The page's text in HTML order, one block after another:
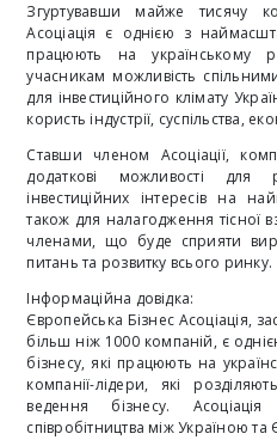
Згуртувавши майже тисячу
Асоціація є однією з
працюють на українському
учасникам можливість
для інвестиційного клімату
користь індустрії, суспільства,
Ставши членом Асоціації,
додаткові можливості для
інвестиційних інтересів на
також для налагодження тісної
членами, що буде сприяти
питань та розвитку всього ринку.
Інформаційна довідка:
Європейська Бізнес Асоціація,
більш ніж 1000 компаній, є
бізнесу, які працюють на
компанії-лідери, які
ведення бізнесу.
співробітництва між Україною та